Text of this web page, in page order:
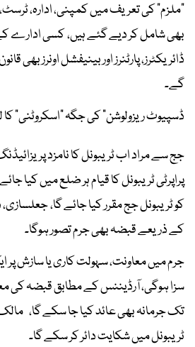
"ملزم" کی تعریف میں کمپنی، ادارہ،
بھی شامل کر دیے گئے ہیں، کسی ادارے
ڈائریکٹرز، پارٹنرز اور بینیفشل اونرز بھی
گے۔
ڈسپیوٹ ریزولوشن" کی جگہ "اسکروٹنی" کا
جج سے مراد اب ٹریبونل کا نامزد
پراپرٹی ٹریبونل کا قیام ہر ضلع میں کیا
کو ٹریبونل جج مقرر کیا جائے گا،
کے ذریعے قبضہ بھی جرم تصور ہوگا۔
جرم میں معاونت، سہولت کاری یا سازش
سزا ہوگی، آرڈیننس کے مطابق قبضہ کی
تک جرمانہ بھی عائد کیا جا سکے گا،
ٹریبونل میں شکایت دائر کر سکے گا۔